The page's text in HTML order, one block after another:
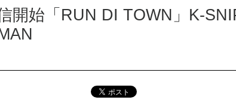
開始「RUN DI TOWN」K-